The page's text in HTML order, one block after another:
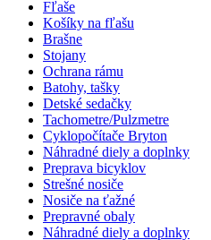
Fľaše
Košíky na fľašu
Brašne
Stojany
Ochrana rámu
Batohy, tašky
Detské sedačky
Tachometre/Pulzmetre
Cyklopočítače Bryton
Náhradné diely a doplnky
Preprava bicyklov
Strešné nosiče
Nosiče na ťažné
Prepravné obaly
Náhradné diely a doplnky